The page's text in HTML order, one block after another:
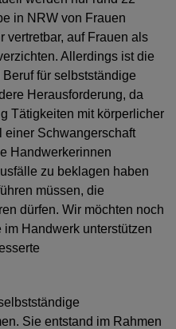
in NRW von Frauen
vertretbar, auf Frauen als
Allerdings ist die
für selbstständige
Herausforderung, da
Tätigkeiten mit körperlicher
einer Schwangerschaft
Handwerkerinnen
zu beklagen haben
müssen, die
dürfen. Wir möchten noch
Handwerk unterstützen
Sie entstand im Rahmen